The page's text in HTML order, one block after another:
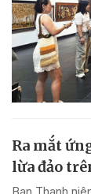
Ra mắt
lừa đảo